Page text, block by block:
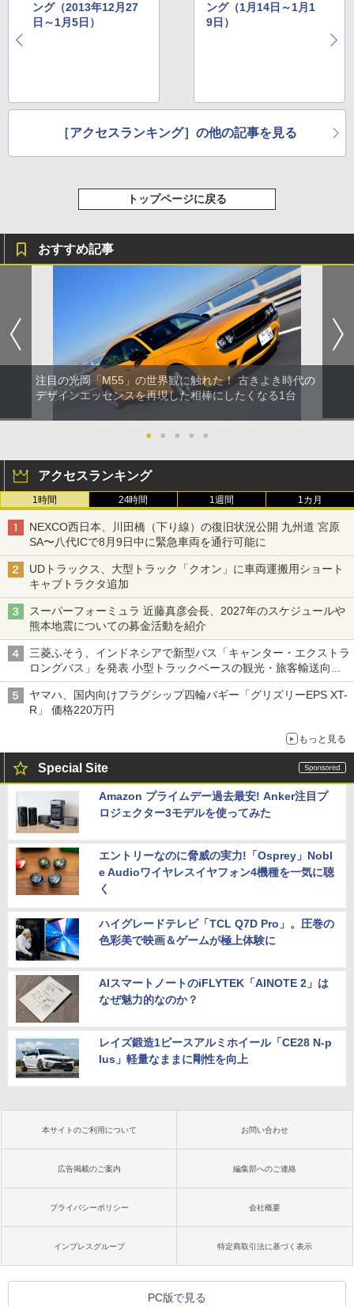
ング（2013年12月27
日～1月5日）
ング（1月14日～1月1
9日）
［アクセスランキング］の他の記事を見る
トップページに戻る
おすすめ記事
注目の光岡「M55」の世界観に触れた！ 古きよき時代の
デザインエッセンスを再現した相棒にしたくなる1台
● ● ● ● ●
アクセスランキング
1時間 24時間 1週間 1カ月
NEXCO西日本、川田橋（下り線）の復旧状況公開 九州道 宮原
SA〜八代ICで8月9日中に緊急車両を通行可能に
UDトラックス、大型トラック「クオン」に車両運搬用ショート
キャブトラクタ追加
スーパーフォーミュラ 近藤真彦会長、2027年のスケジュールや
熊本地震についての募金活動を紹介
三菱ふそう、インドネシアで新型バス「キャンター・エクストラ
ロングバス」を発表 小型トラックベースの観光・旅客輸送向け
バス
ヤマハ、国内向けフラグシップ四輪バギー「グリズリーEPS XT-
R」 価格220万円
もっと見る
Special Site
Amazon プライムデー過去最安! Anker注目プ
ロジェクター3モデルを使ってみた
エントリーなのに脅威の実力!「Osprey」Nobl
e Audioワイヤレスイヤフォン4機種を一気に聴
く
ハイグレードテレビ「TCL Q7D Pro」。圧巻の
色彩美で映画＆ゲームが極上体験に
AIスマートノートのiFLYTEK「AINOTE 2」は
なぜ魅力的なのか？
レイズ鍛造1ピースアルミホイール「CE28 N-p
lus」軽量なままに剛性を向上
本サイトのご利用について お問い合わせ
広告掲載のご案内 編集部へのご連絡
プライバシーポリシー 会社概要
インプレスグループ 特定商取引法に基づく表示
PC版で見る